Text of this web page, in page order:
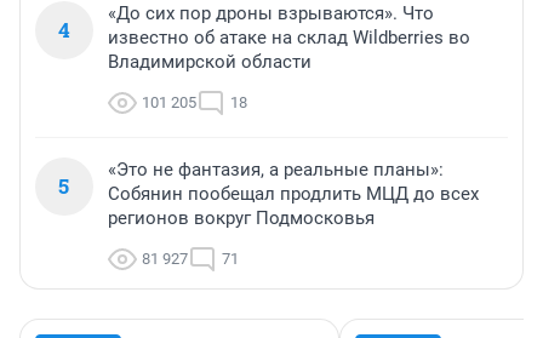
4
«До сих пор дроны взрываются». Что
известно об атаке на склад Wildberries во
Владимирской области
101 205 18
5
«Это не фантазия, а реальные планы»:
Собянин пообещал продлить МЦД до всех
регионов вокруг Подмосковья
81 927 71